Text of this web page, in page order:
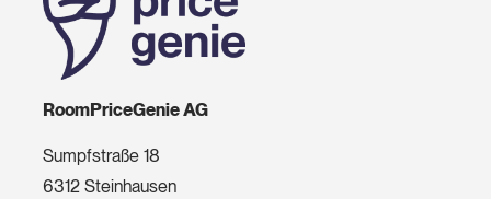
RoomPriceGenie AG
Sumpfstraße 18
6312 Steinhausen